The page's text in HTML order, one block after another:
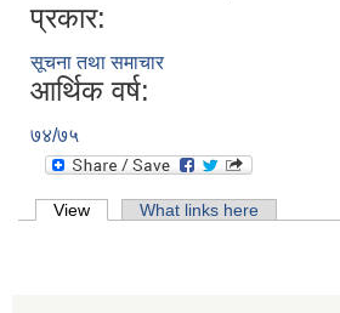
प्रकार:
सूचना तथा समाचार
आर्थिक वर्ष:
७४/७५
Primary tabs
View (active tab)What links here